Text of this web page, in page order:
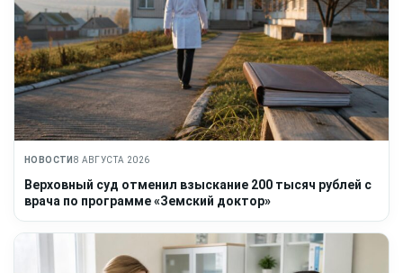
НОВОСТИ 8 АВГУСТА 2026
Верховный суд отменил взыскание 200 тысяч рублей с
врача по программе «Земский доктор»